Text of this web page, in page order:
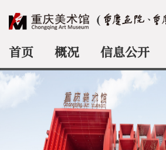
首页 概况 信息公开